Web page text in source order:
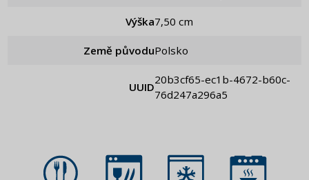
Výška 7,50 cm
Země původu Polsko
UUID
20b3cf65-ec1b-4672-b60c-
76d247a296a5